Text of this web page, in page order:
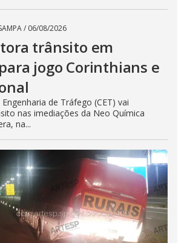
/ 06/08/2026
trânsito em
jogo Corinthians e
de Tráfego (CET) vai
nas imediações da Neo Química
na...